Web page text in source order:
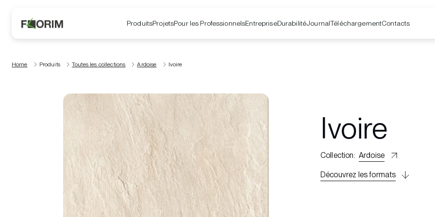
ProduitsProjetsPour les ProfessionnelsEntrepriseDurabilitéJournalTéléchargementContacts
Home Produits Toutes les collections Ardoise Ivoire
Ivoire
Collection: Ardoise
Découvrez les formats